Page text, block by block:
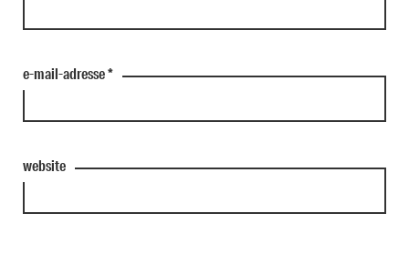
e-mail-adresse*
website